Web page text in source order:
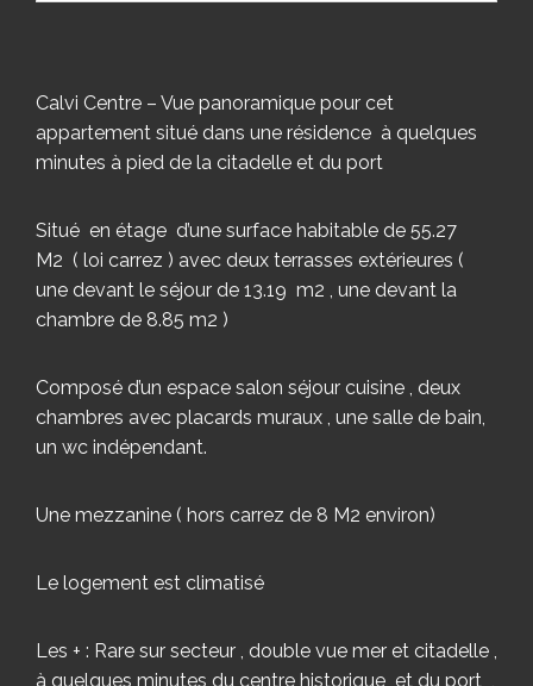
Calvi Centre – Vue panoramique pour cet
appartement situé dans une résidence à quelques
minutes à pied de la citadelle et du port
Situé en étage d’une surface habitable de 55.27
M2 ( loi carrez ) avec deux terrasses extérieures (
une devant le séjour de 13.19 m2 , une devant la
chambre de 8.85 m2 )
Composé d’un espace salon séjour cuisine , deux
chambres avec placards muraux , une salle de bain,
un wc indépendant.
Une mezzanine ( hors carrez de 8 M2 environ)
Le logement est climatisé
Les + : Rare sur secteur , double vue mer et citadelle ,
à quelques minutes du centre historique et du port ,